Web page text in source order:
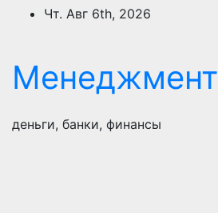
ПерейтиЧт. Авг 6th, 2026
Менеджмент
деньги, банки, финансы